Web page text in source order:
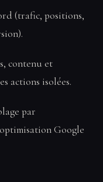
(trafic, positions,
contenu et
actions isolées.
par
Google